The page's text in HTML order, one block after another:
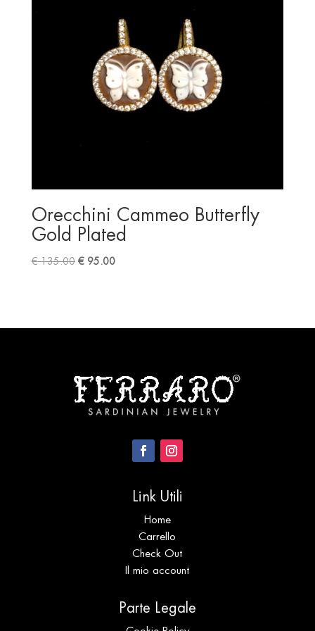
Orecchini Cammeo Butterfly
Gold Plated
€135.00 Original
€95.00Current
Link Utili
Home
Carrello
Check Out
Il mio account
Parte Legale